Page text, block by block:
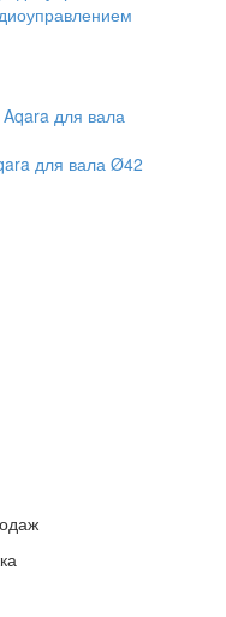
для вала Ø42